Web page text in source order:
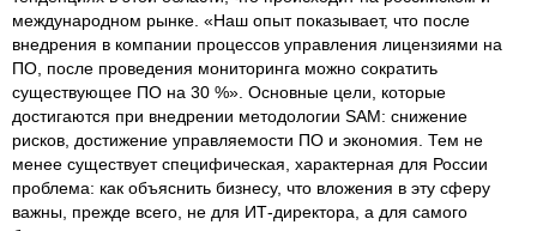
международном рынке. «Наш опыт показывает, что после
внедрения в компании процессов управления лицензиями на
ПО, после проведения мониторинга можно сократить
существующее ПО на 30 %». Основные цели, которые
достигаются при внедрении методологии SAM: снижение
рисков, достижение управляемости ПО и экономия. Тем не
менее существует специфическая, характерная для России
проблема: как объяснить бизнесу, что вложения в эту сферу
важны, прежде всего, не для ИТ-директора, а для самого